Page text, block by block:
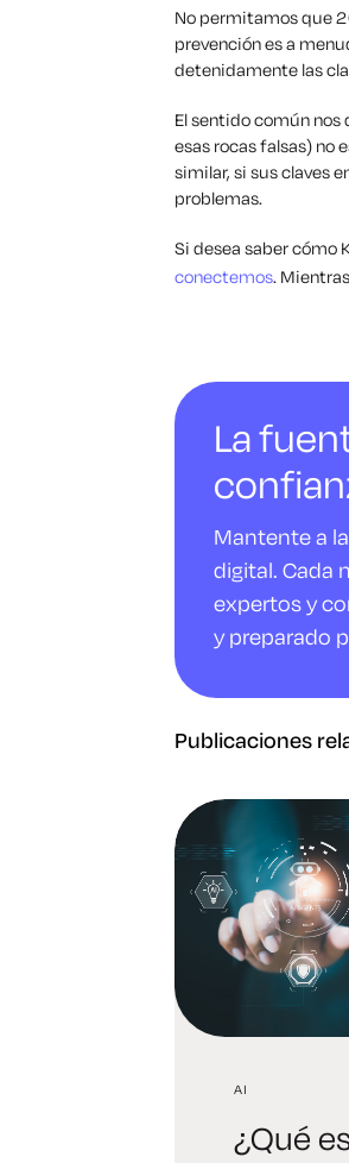
No permitamos que
prevención es a
detenidamente las
El sentido común nos
esas rocas falsas) no
similar, si sus claves
problemas.
Si desea saber cómo
conectemos.
La
Mantente a
digital. Cada
expertos y
y preparado
Publicaciones
AI
¿Qué